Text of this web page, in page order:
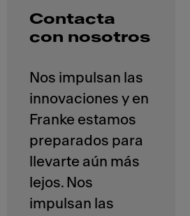
Contacta
con nosotros
Nos impulsan las
innovaciones y en
Franke estamos
preparados para
llevarte aún más
lejos. Nos
impulsan las